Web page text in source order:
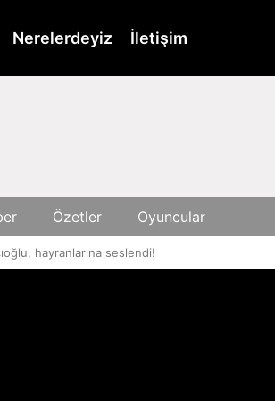
Nerelerdeyiz İletişim
Özetler Oyuncular
hayranlarına seslendi!